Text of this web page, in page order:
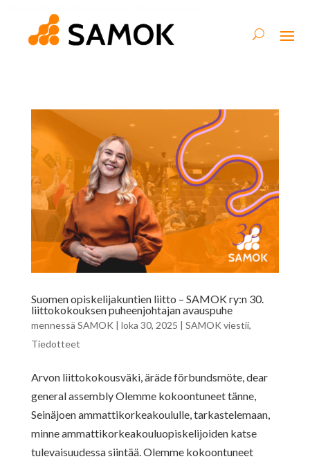
Suomen opiskelijakuntien liitto – SAMOK ry:n 30.
liittokokouksen puheenjohtajan avauspuhe
mennessä SAMOK | loka 30, 2025 | SAMOK viestii,
Tiedotteet
Arvon liittokokousväki, äräde förbundsmöte, dear
general assembly Olemme kokoontuneet tänne,
Seinäjoen ammattikorkeakoululle, tarkastelemaan,
minne ammattikorkeakouluopiskelijoiden katse
tulevaisuudessa siintää. Olemme kokoontuneet